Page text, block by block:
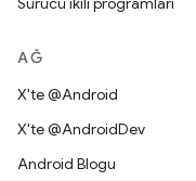
AĞ
X'te @Android
X'te @AndroidDev
Android Blogu